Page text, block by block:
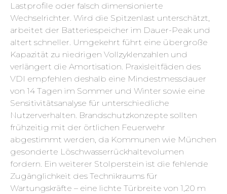
Lastprofile oder falsch dimensionierte
Wechselrichter. Wird die Spitzenlast unterschätzt,
arbeitet der Batteriespeicher im Dauer-Peak und
altert schneller. Umgekehrt führt eine übergroße
Kapazität zu niedrigen Vollzyklenzahlen und
verlängert die Amortisation. Praxisleitfäden des
VDI empfehlen deshalb eine Mindestmessdauer
von 14 Tagen im Sommer und Winter sowie eine
Sensitivitätsanalyse für unterschiedliche
Nutzerverhalten. Brandschutzkonzepte sollten
frühzeitig mit der örtlichen Feuerwehr
abgestimmt werden, da Kommunen wie München
gesonderte Löschwasserrückhaltevolumen
fordern. Ein weiterer Stolperstein ist die fehlende
Zugänglichkeit des Technikraums für
Wartungskräfte – eine lichte Türbreite von 1,20 m